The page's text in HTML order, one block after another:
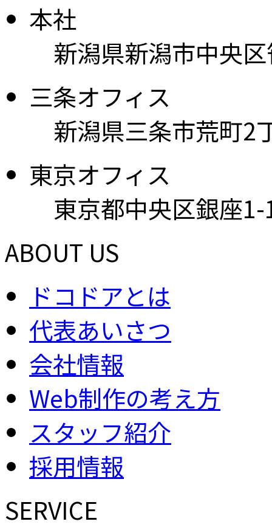
本社
新潟県新潟市中央
三条オフィス
新潟県三条市荒町
東京オフィス
東京都中央区銀座
ABOUT US
ドコドアとは
代表あいさつ
会社情報
Web制作の考え方
スタッフ紹介
採用情報
SERVICE